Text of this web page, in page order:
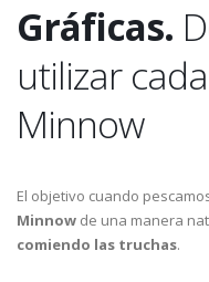
Gráficas.
utilizar
Minnow
El objetivo cuando
Minnow de una manera
comiendo las truchas.